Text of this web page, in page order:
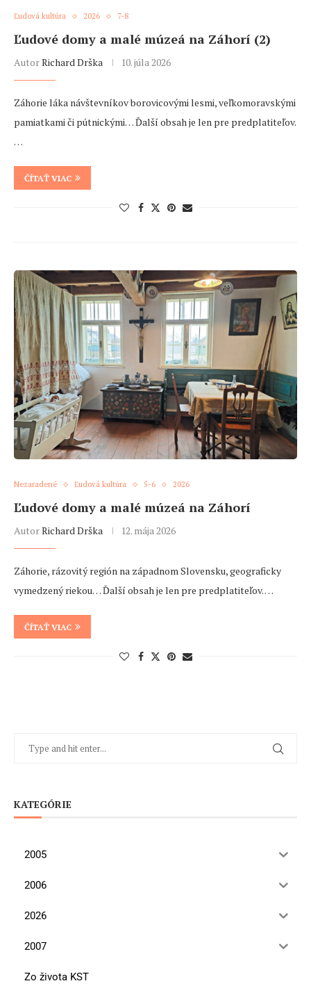
Ľudová kultúra 2026 7-8
Ľudové domy a malé múzeá na Záhorí (2)
AutorRichard Drška 10. júla 2026
Záhorie láka návštevníkov borovicovými lesmi, veľkomoravskými
pamiatkami či pútnickými… Ďalší obsah je len pre predplatiteľov.
…
ČÍTAŤ VIAC
Nezaradené Ľudová kultúra 5-6 2026
Ľudové domy a malé múzeá na Záhorí
AutorRichard Drška 12. mája 2026
Záhorie, rázovitý región na západnom Slovensku, geograficky
vymedzený riekou… Ďalší obsah je len pre predplatiteľov. …
ČÍTAŤ VIAC
KATEGÓRIE
2005
2006
2026
2007
Zo života KST